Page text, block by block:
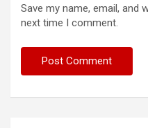
Save my name, email, and
next time I comment.